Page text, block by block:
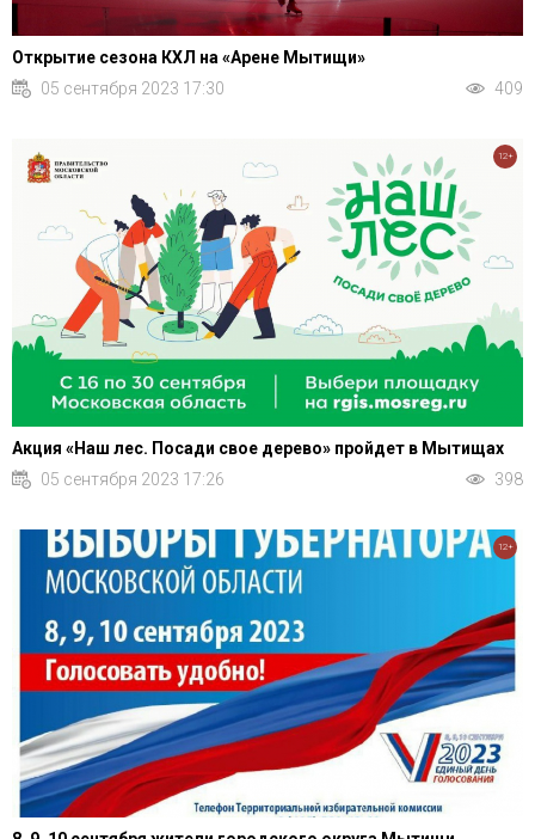
Открытие сезона КХЛ на «Арене Мытищи»
05 сентября 2023 17:30
409
Акция «Наш лес. Посади свое дерево» пройдет в Мытищах
05 сентября 2023 17:26
398
12+
12+